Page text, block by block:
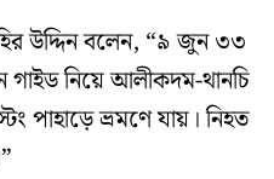
উদ্দিন বলেন, “৯ জুন ৩৩
নিয়ে আলীকদম-থানচি
পাহাড়ে ভ্রমণে যায়। নিহত